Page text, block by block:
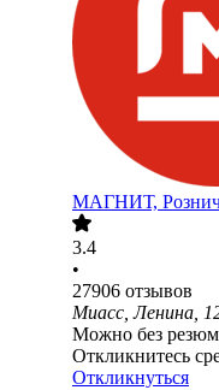
МАГНИТ,
3.4
•
27906 отзывов
Миасс, Ленина,
Можно без
Откликнитесь
Откликнуться